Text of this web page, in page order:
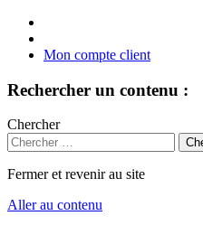
Mon compte client
Rechercher un contenu :
Chercher
Fermer et revenir au site
Aller au contenu